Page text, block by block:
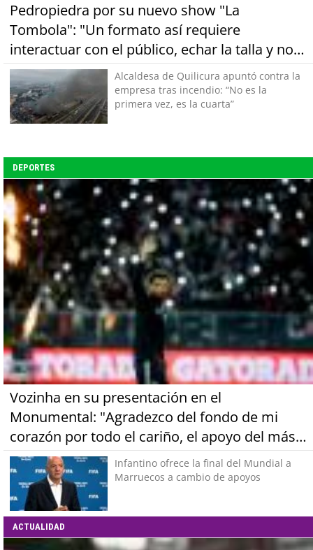
Pedropiedra por su nuevo show "La
Tombola": "Un formato así requiere
interactuar con el público, echar la talla y no
tener miedo a equivocarse"Alcaldesa de Quilicura apuntó contra la
empresa tras incendio: “No es la
primera vez, es la cuarta”
DEPORTES
Vozinha en su presentación en el
Monumental: "Agradezco del fondo de mi
corazón por todo el cariño, el apoyo del más
grande de Chile"Infantino ofrece la final del Mundial a
Marruecos a cambio de apoyos
ACTUALIDAD